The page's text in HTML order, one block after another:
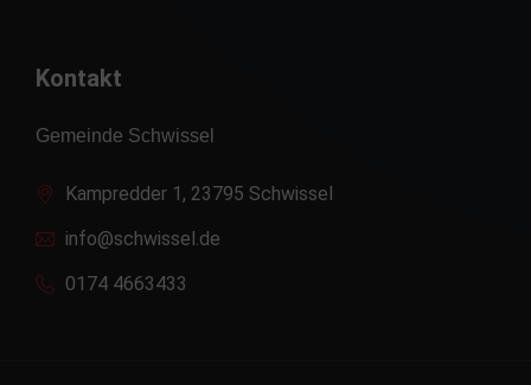
Kontakt
Gemeinde Schwissel
Kampredder 1, 23795 Schwissel
info@schwissel.de
0174 4663433